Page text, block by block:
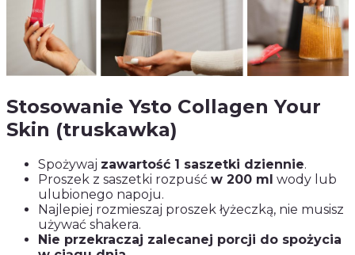
Stosowanie Ysto Collagen Your
Skin (truskawka)
Spożywaj zawartość 1 saszetki dziennie.
Proszek z saszetki rozpuść w 200 ml wody lub
ulubionego napoju.
Najlepiej rozmieszaj proszek łyżeczką, nie musisz
używać shakera.
Nie przekraczaj zalecanej porcji do spożycia